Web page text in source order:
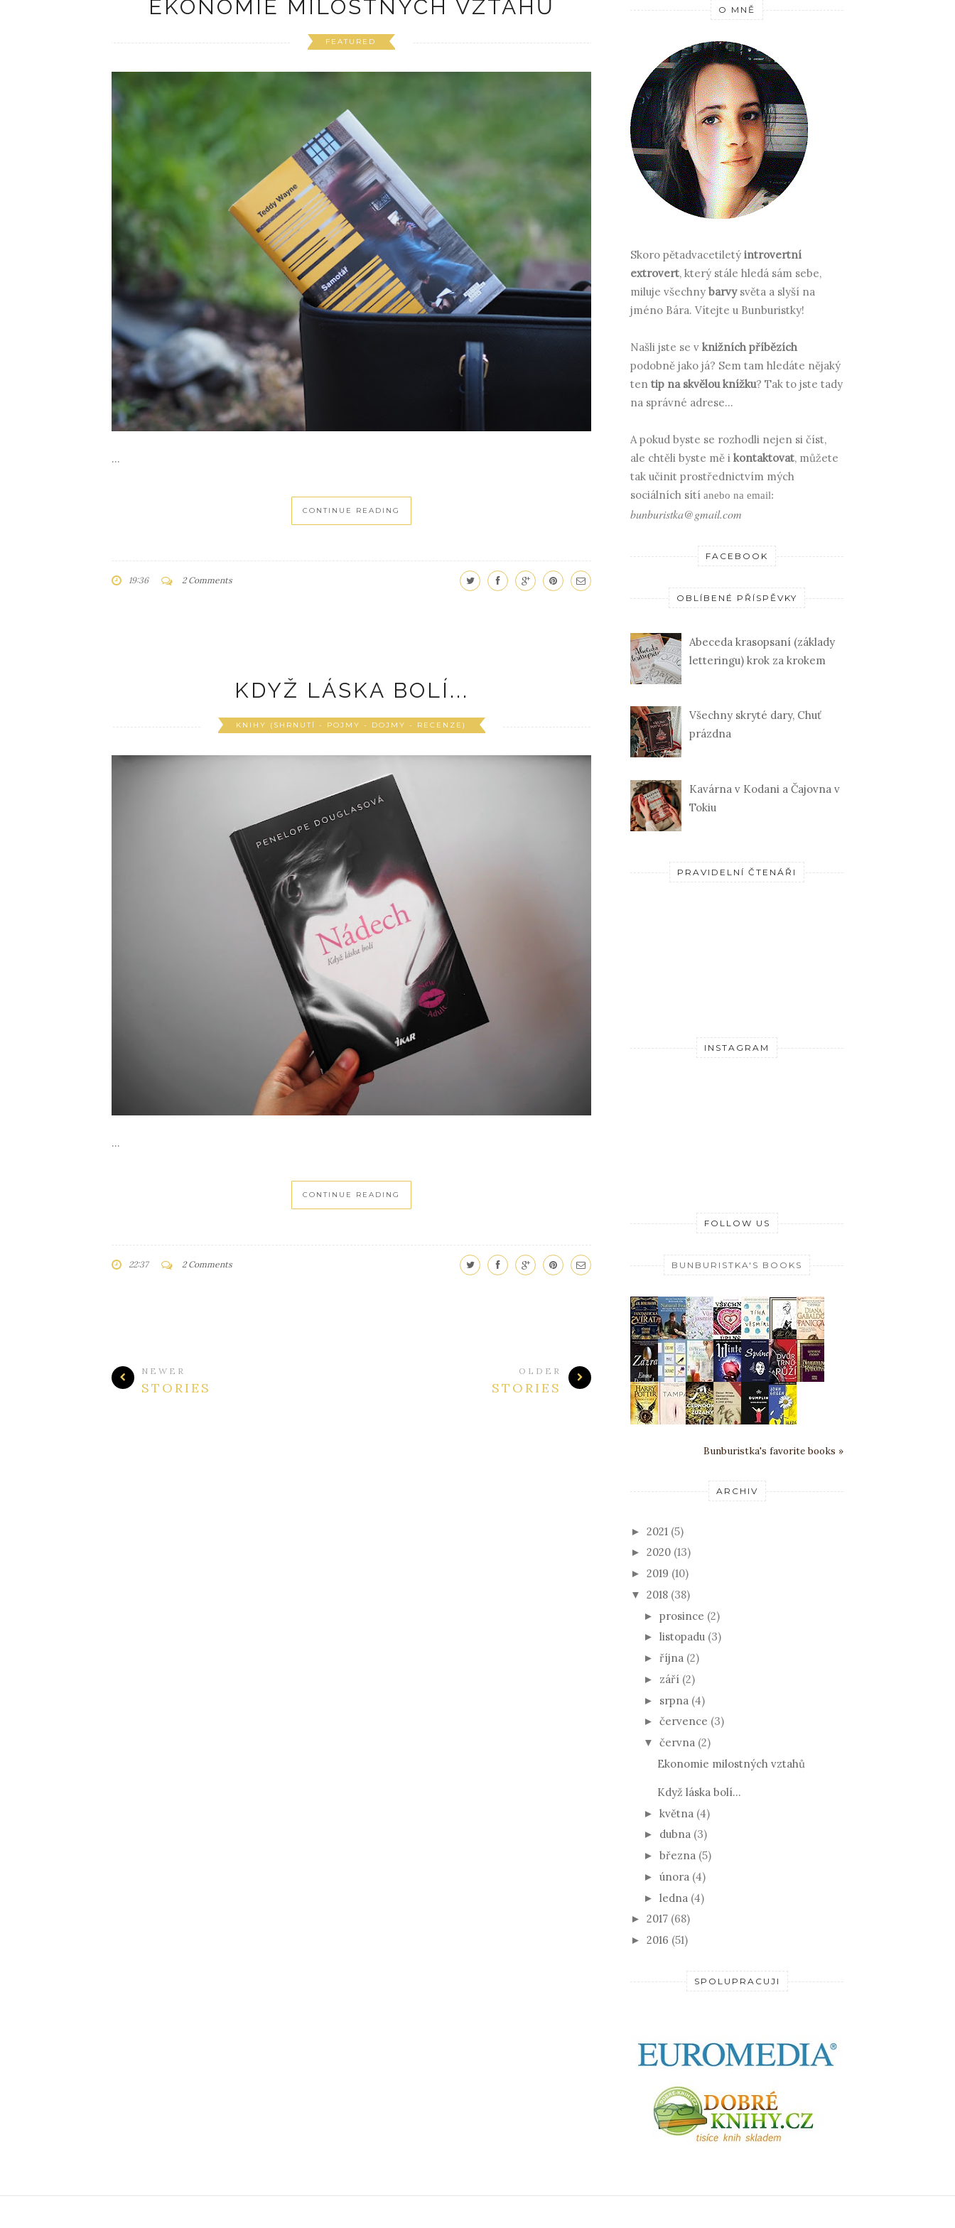
EKONOMIE MILOSTNÝCH VZTAHŮ
FEATURED
...
CONTINUE READING
19:36 2 Comments
KDYŽ LÁSKA BOLÍ...
KNIHY (SHRNUTÍ - POJMY - DOJMY - RECENZE)
...
CONTINUE READING
22:37 2 Comments
NEWER
STORIES
OLDER
STORIES
O MNĚ
Skoro pětadvacetiletý introvertní
extrovert, který stále hledá sám sebe,
miluje všechny barvy světa a slyší na
jméno Bára. Vítejte u Bunburistky!
Našli jste se v knižních příbězích
podobně jako já? Sem tam hledáte nějaký
ten tip na skvělou knížku? Tak to jste tady
na správné adrese...
A pokud byste se rozhodli nejen si číst,
ale chtěli byste mě i kontaktovat, můžete
tak učinit prostřednictvím mých
sociálních sítí anebo na email:
bunburistka@gmail.com
FACEBOOK
OBLÍBENÉ PŘÍSPĚVKY
Abeceda krasopsaní (základy
letteringu) krok za krokem
Všechny skryté dary, Chuť
prázdna
Kavárna v Kodani a Čajovna v
Tokiu
PRAVIDELNÍ ČTENÁŘI
INSTAGRAM
FOLLOW US
BUNBURISTKA'S BOOKS
Bunburistka's favorite books »
ARCHIV
► 2021 (5)
► 2020 (13)
► 2019 (10)
▼ 2018 (38)
► prosince (2)
► listopadu (3)
► října (2)
► září (2)
► srpna (4)
► července (3)
▼ června (2)
Ekonomie milostných vztahů
Když láska bolí...
► května (4)
► dubna (3)
► března (5)
► února (4)
► ledna (4)
► 2017 (68)
► 2016 (51)
SPOLUPRACUJI